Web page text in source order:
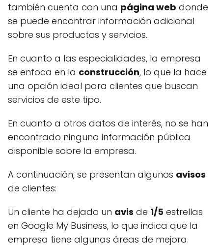
también cuenta con una página web donde
se puede encontrar información adicional
sobre sus productos y servicios.
En cuanto a las especialidades, la empresa
se enfoca en la construcción, lo que la hace
una opción ideal para clientes que buscan
servicios de este tipo.
En cuanto a otros datos de interés, no se han
encontrado ninguna información pública
disponible sobre la empresa.
A continuación, se presentan algunos avisos
de clientes:
Un cliente ha dejado un avis de 1/5 estrellas
en Google My Business, lo que indica que la
empresa tiene algunas áreas de mejora.